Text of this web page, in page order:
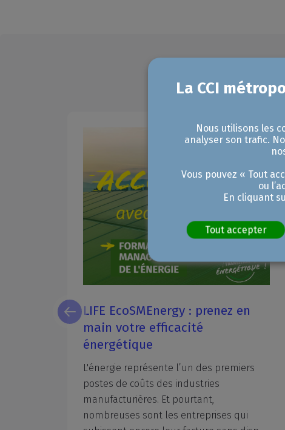
Grande braderie de la rentrée à
Marseille : les inscriptions sont
ouvertes !
La traditionnelle braderie de rentrée
de retour le samedi 5 septembre
Commerçants, les inscriptions
et déjà ouvertes !
Nous utilisons les
analyser son trafic.
Vous pouvez « Tout
ou
En cliquant
Tout accepter